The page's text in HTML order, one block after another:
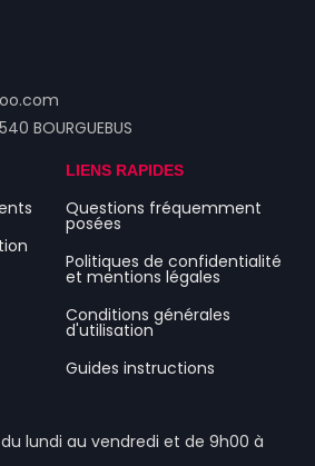
BOURGUEBUS
LIENS RAPIDES
Questions fréquemment
posées
Politiques de confidentialité
et mentions légales
Conditions générales
d'utilisation
Guides instructions
du lundi au vendredi et de 9h00 à